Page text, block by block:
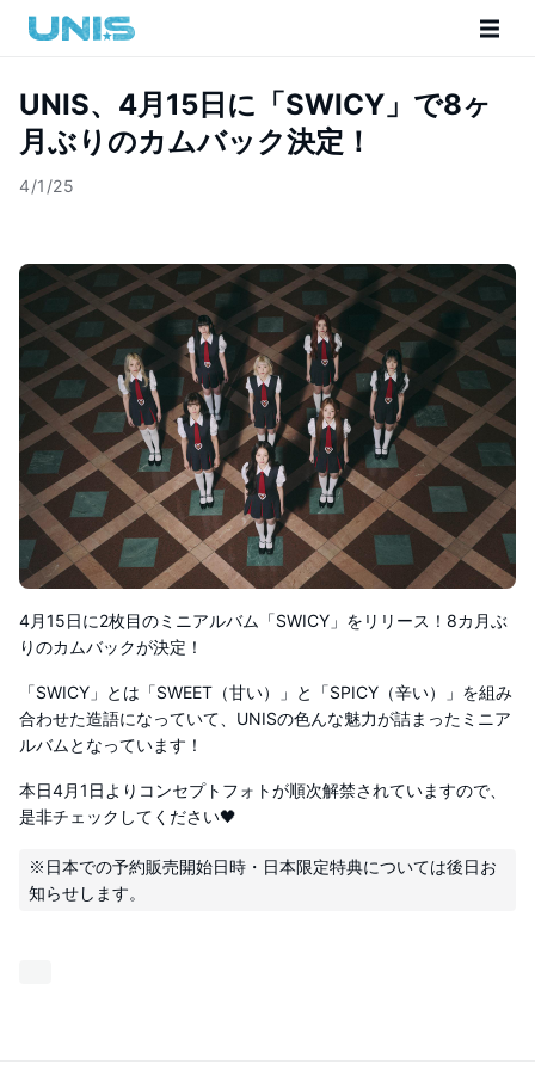
UNIS、4月15日に「SWICY」で8ヶ
月ぶりのカムバック決定！
4/1/25
4月15日に2枚目のミニアルバム「SWICY」をリリース！8カ月ぶ
りのカムバックが決定！
「SWICY」とは「SWEET（甘い）」と「SPICY（辛い）」を組み
合わせた造語になっていて、UNISの色んな魅力が詰まったミニア
ルバムとなっています！
本日4月1日よりコンセプトフォトが順次解禁されていますので、
是非チェックしてください🖤
※日本での予約販売開始日時・日本限定特典については後日お